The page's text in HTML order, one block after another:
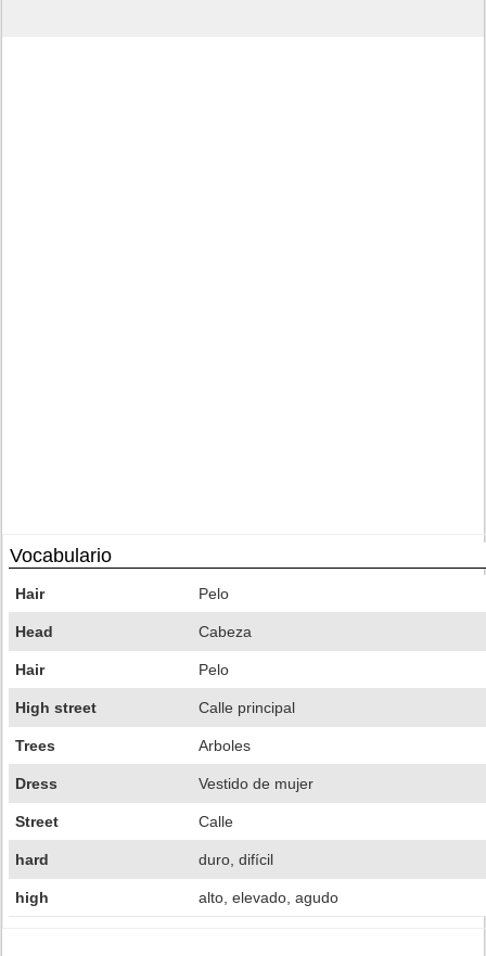
Vocabulario
Hair Pelo
Head Cabeza
Hair Pelo
High street Calle principal
Trees Arboles
Dress Vestido de mujer
Street Calle
hard duro, difícil
high alto, elevado, agudo